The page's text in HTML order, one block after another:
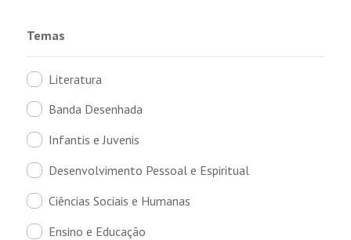
Temas
Literatura
Banda Desenhada
Infantis e Juvenis
Desenvolvimento Pessoal e Espiritual
Ciências Sociais e Humanas
Ensino e Educação